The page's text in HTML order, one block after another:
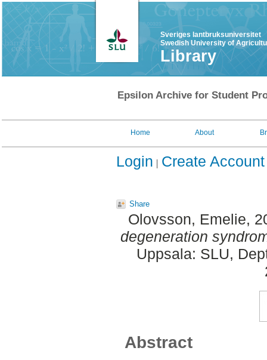
Sveriges lantbruksuniversitet
Swedish University of
Library
Epsilon Archive for Student
Home About
Login Create Account
Share
Olovsson, Emelie,
degeneration
Uppsala: SLU,
Abstract